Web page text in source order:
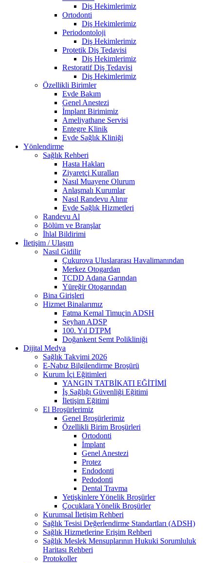
Diş Hekimlerimiz
Ortodonti
Diş Hekimlerimiz
Periodontoloji
Diş Hekimlerimiz
Protetik Diş Tedavisi
Diş Hekimlerimiz
Restoratif Diş Tedavisi
Diş Hekimlerimiz
Özellikli Birimler
Evde Bakım
Genel Anestezi
İmplant Birimimiz
Ameliyathane Servisi
Entegre Klinik
Evde Sağlık Kliniği
Yönlendirme
Sağlık Rehberi
Hasta Hakları
Ziyaretçi Kuralları
Nasıl Muayene Olurum
Anlaşmalı Kurumlar
Nasıl Randevu Alınır
Evde Sağlık Hizmetleri
Randevu Al
Bölüm ve Branşlar
İhlal Bildirimi
İletişim / Ulaşım
Nasıl Gidilir
Çukurova Uluslararası Havalimanından
Merkez Otogardan
TCDD Adana Garından
Yüreğir Otogarından
Bina Girişleri
Hizmet Binalarımız
Fatma Kemal Timuçin ADSH
Seyhan ADSP
100. Yıl DTPM
Doğankent Semt Polikliniği
Dijital Medya
Sağlık Takvimi 2026
E-Nabız Bilgilendirme Broşürü
Kurum İçi Eğitimleri
YANGIN TATBİKATI EĞİTİMİ
İş Sağlığı Güvenliği Eğitimi
İletişim Eğitimi
El Broşürlerimiz
Genel Broşürlerimiz
Özellikli Birim Broşürleri
Ortodonti
İmplant
Genel Anestezi
Protez
Endodonti
Pedodonti
Dental Travma
Yetişkinlere Yönelik Broşürler
Çocuklara Yönelik Broşürler
Kurumsal İletişim Rehberi
Sağlık Tesisi Değerlendirme Standartları (ADSH)
Sağlık Hizmetlerine Erişim Rehberi
Sağlık Meslek Mensuplarının Hukuki Sorumluluk
Haritası Rehberi
Protokoller